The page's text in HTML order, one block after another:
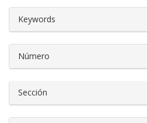
Keywords
Número
Sección